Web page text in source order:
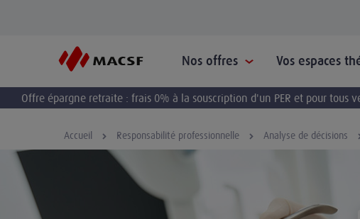
Nos offres Vos espaces
Offre épargne retraite : frais 0% à la souscription d'un PER et pour tous
Accueil Responsabilité professionnelle Analyse de décisions